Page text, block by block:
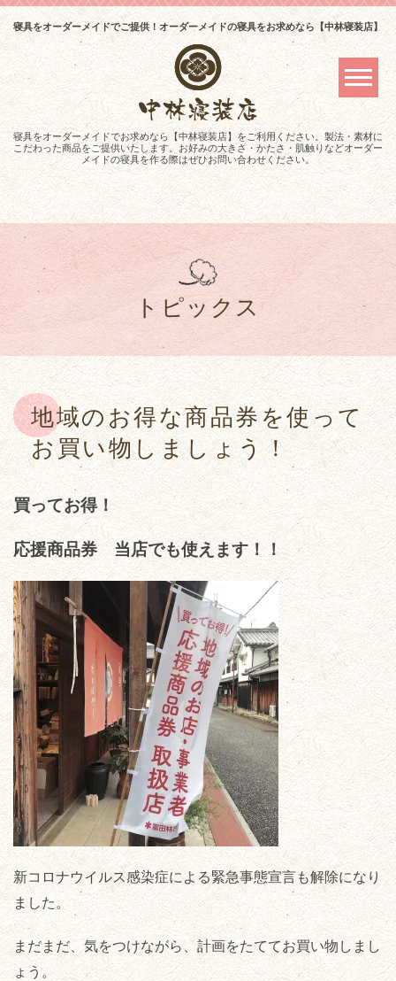
寝具をオーダーメイドでご提供！オーダーメイドの寝具をお求めなら【中林寝装店】
寝具をオーダーメイドでお求めなら【中林寝装店】をご利用ください。製法・素材に
こだわった商品をご提供いたします。お好みの大きさ・かたさ・肌触りなどオーダー
メイドの寝具を作る際はぜひお問い合わせください。
トピックス
地域のお得な商品券を使って
お買い物しましょう！
買ってお得！
応援商品券 当店でも使えます！！
新コロナウイルス感染症による緊急事態宣言も解除になり
ました。
まだまだ、気をつけながら、計画をたててお買い物しまし
ょう。